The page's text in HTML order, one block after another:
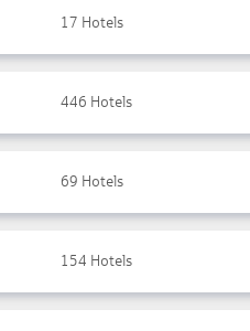
17 Hotels
446 Hotels
69 Hotels
154 Hotels